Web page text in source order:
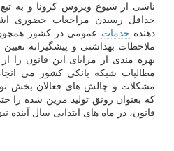
ناشی از شیوع ویروس كرونا و به
حداقل رسیدن مراجعات حضوری
دهنده خدمات عمومی در كشور همچون
ملاحظات بهداشتی و پیشگیرانه
بهره مندی از مزایای این قانون را
مطالبات شبكه بانكی كشور می
مشكلات و چالش های فعالان بخش
كه بعنوان رونق تولید مزین شده را
قانون، در ماه های ابتدایی سال آینده نیز